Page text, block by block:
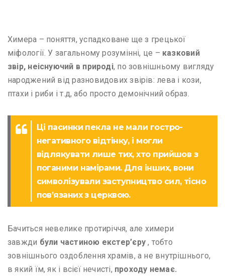
Химера – поняття, успадковане ще з грецької
міфології. У загальному розумінні, це – казковий
звір, неіснуючий в природі, по зовнішньому вигляду
народжений від разновидових звірів: лева і кози,
птахи і риби і т.д, або просто демонічний образ.
Ці пасинки пекла не мали гостро-
негативного відтінку, і могли
відлякувати лише тих, хто прийшов з
поганими намірами. Для інших, вони
символізували заступництво сил, тісно
пов’язаних з церквою.
Бачиться невелике протиріччя, але химери
завжди були частиною екстер’єру, тобто
зовнішнього оздоблення храмів, а не внутрішнього,
в який їм, як і всієї нечисті, проходу немає.